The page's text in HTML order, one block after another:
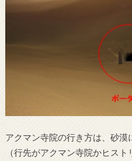
アクマン寺院の行き方は、砂漠
（行先がアクマン寺院かヒス